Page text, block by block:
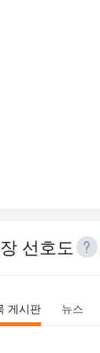
선호도
게시판 뉴스